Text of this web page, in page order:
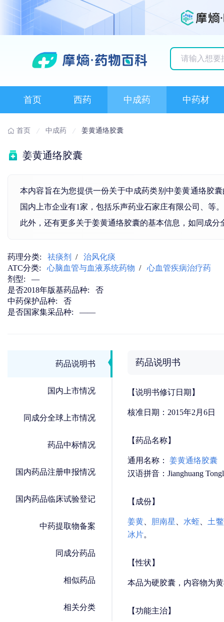
首页 西药 中成药 中药材
首页 中成药 姜黄通络胶囊
姜黄通络胶囊
本内容旨在为您提供一份关于中成药类别中姜黄通络胶
国内上市企业有1家，包括乐声药业石家庄有限公司、等。
此外，还有更多关于姜黄通络胶囊的基本信息，如同成
药理分类: 祛痰剂 /
治风化痰
ATC分类:
心脑血管与血液系统药物 /
心血管疾病治疗药
剂型:
—
是否2018年版基药品种:
否
中药保护品种:
否
是否国家集采品种:
——
药品说明书
国内上市情况
同成分全球上市情况
药品中标情况
国内药品注册申报情况
国内药品临床试验登记
中药提取物备案
同成分药品
相似药品
相关分类
药品说明书
【说明书修订日期】
核准日期：2015年2月6日
【药品名称】
通用名称： 姜黄通络胶囊
汉语拼音：Jianghuang
【成份】
姜黄 胆南星 水蛭
土
冰片。
【性状】
本品为硬胶囊，内容物为
【功能主治】